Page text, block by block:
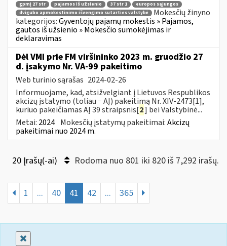
gpmį 27 str
pajamos iš užsienio 37 str 1
europos sąjungos
dvigubo apmokestinimo išvengimo sutarties valstybė
Mokesčių žinyno
kategorijos:Gyventojų pajamų mokestis » Pajamos,
gautos iš užsienio » Mokesčio sumokėjimas ir
deklaravimas
Dėl VMI prie FM viršininko 2023 m. gruodžio 27
d. įsakymo Nr. VA-99 pakeitimo
Web turinio sąrašas 2024-02-26
Informuojame, kad, atsižvelgiant į Lietuvos Respublikos
akcizų įstatymo (toliau − AĮ) pakeitimą Nr. XIV-2473[1],
kuriuo pakeičiamas AĮ 39 straipsnis[2] bei Valstybinė...
Metai: 2024 Mokesčių įstatymų pakeitimai:Akcizų
pakeitimai nuo 2024 m.
20 Įrašų(-ai) Rodoma nuo 801 iki 820 iš 7,292 irašų.
1 ... 40 41 42 ... 365